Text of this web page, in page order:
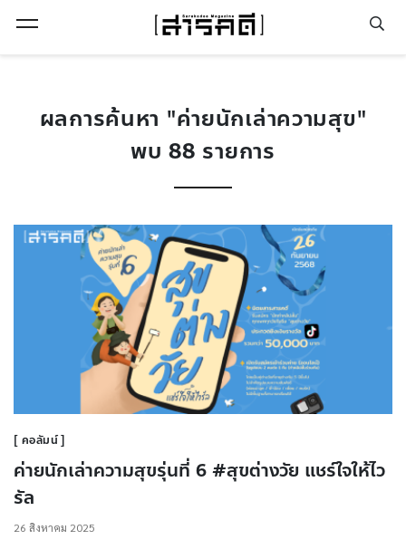
ผลการค้นหา "ค่ายนักเล่าความสุข"
พบ 88 รายการ
คอลัมน์
ค่ายนักเล่าความสุขรุ่นที่ 6 #สุขต่างวัย แชร์ใจให้ไว
รัล
26 สิงหาคม 2025